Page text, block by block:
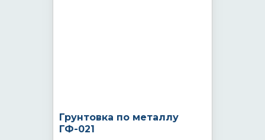
Грунтовка по металлу
ГФ-021